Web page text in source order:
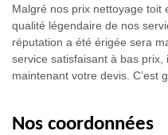
Malgré nos prix nettoyage toit
qualité légendaire de nos
réputation a été érigée sera
service satisfaisant à bas prix,
maintenant votre devis. C’est
Nos coordonnées